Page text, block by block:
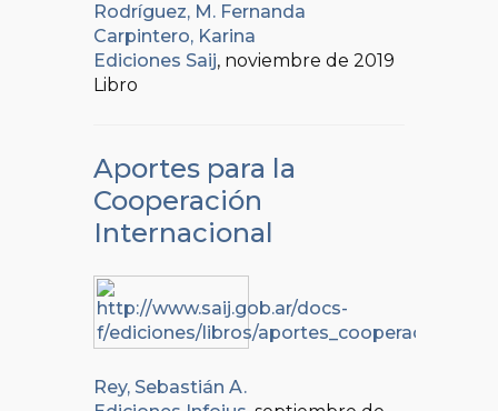
Rodríguez, M. Fernanda
Carpintero, Karina
Ediciones Saij, noviembre de 2019
Libro
Aportes para la
Cooperación
Internacional
Rey, Sebastián A.